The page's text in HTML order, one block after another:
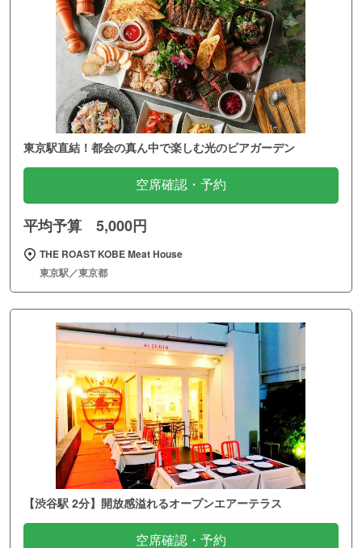
東京駅直結！都会の真ん中で楽しむ光のビアガーデン
空席確認・予約
平均予算 5,000円
THE ROAST KOBE Meat House
東京駅／東京都
【渋谷駅 2分】開放感溢れるオープンエアーテラス
空席確認・予約